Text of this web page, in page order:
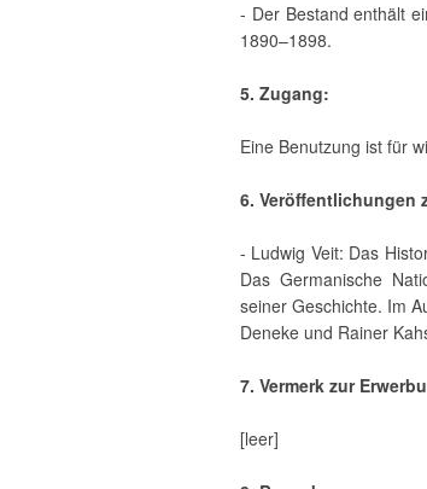
- Der Bestand enthält
1890–1898.
5. Zugang:
Eine Benutzung ist für
6. Veröffentlichungen
- Ludwig Veit: Das
Das Germanische
seiner Geschichte. Im
Deneke und Rainer
7. Vermerk zur
[leer]